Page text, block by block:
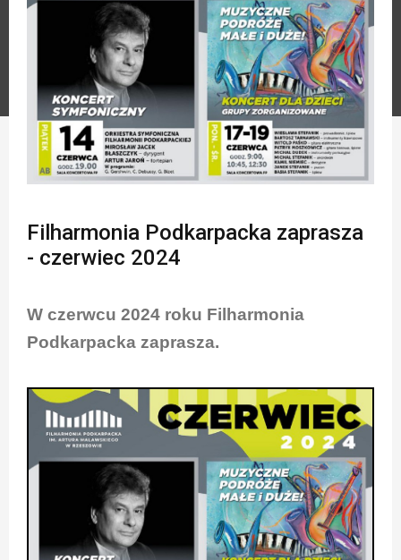
Filharmonia Podkarpacka zaprasza
- czerwiec 2024
W czerwcu 2024 roku Filharmonia
Podkarpacka zaprasza.